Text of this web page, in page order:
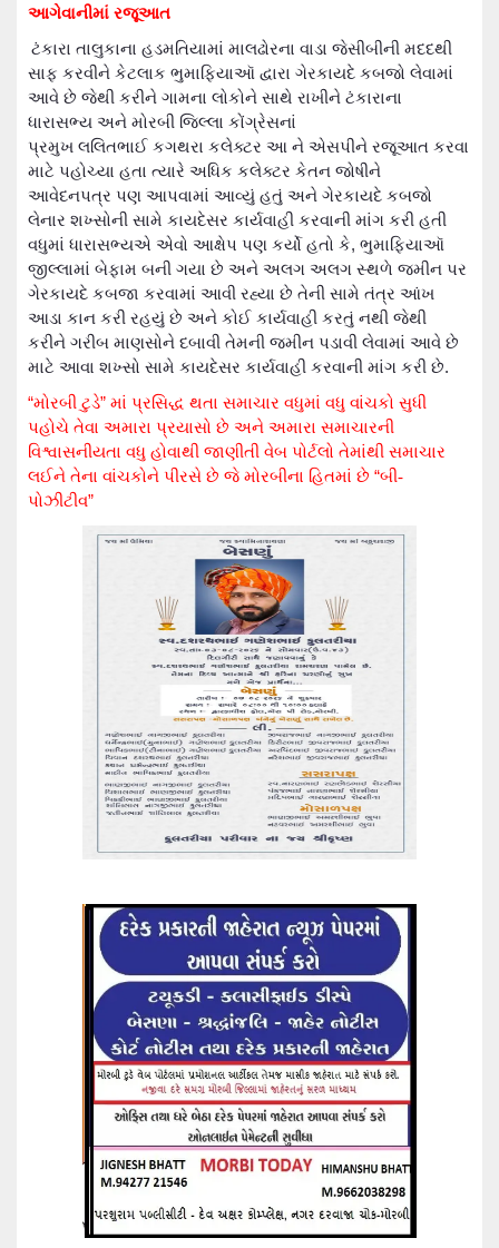
આગેવાનીમાં રજૂઆત
ટંકારા તાલુકાના હડમતિયામાં માલઢોરના વાડા જેસીબીની મદદથી
સાફ કરવીને કેટલાક ભુમાફિયાઑ દ્વારા ગેરકાયદે કબજો લેવામાં
આવે છે જેથી કરીને ગામના લોકોને સાથે રાખીને ટંકારાના
ધારાસભ્ય અને મોરબી જિલ્લા કોંગ્રેસનાં
પ્રમુખ લલિતભાઈ કગથરા કલેક્ટર આ ને એસપીને રજૂઆત કરવા
માટે પહોચ્યા હતા ત્યારે અધિક કલેક્ટર કેતન જોષીને
આવેદનપત્ર પણ આપવામાં આવ્યું હતું અને ગેરકાયદે કબજો
લેનાર શખ્સોની સામે કાયદેસર કાર્યવાહી કરવાની માંગ કરી હતી
વધુમાં ધારાસભ્યએ એવો આક્ષેપ પણ કર્યો હતો કે, ભુમાફિયાઑ
જીલ્લામાં બેફામ બની ગયા છે અને અલગ અલગ સ્થળે જમીન પર
ગેરકાયદે કબજા કરવામાં આવી રહ્યા છે તેની સામે તંત્ર આંખ
આડા કાન કરી રહયું છે અને કોઈ કાર્યવાહી કરતું નથી જેથી
કરીને ગરીબ માણસોને દબાવી તેમની જમીન પડાવી લેવામાં આવે છે
માટે આવા શખ્સો સામે કાયદેસર કાર્યવાહી કરવાની માંગ કરી છે.
“મોરબી ટુડે” માં પ્રસિદ્ધ થતા સમાચાર વધુમાં વધુ વાંચકો સુધી
પહોચે તેવા અમારા પ્રયાસો છે અને અમારા સમાચારની
વિશ્વાસનીયતા વધુ હોવાથી જાણીતી વેબ પોર્ટલો તેમાંથી સમાચાર
લઈને તેના વાંચકોને પીરસે છે જે મોરબીના હિતમાં છે “બી-
પોઝીટીવ”